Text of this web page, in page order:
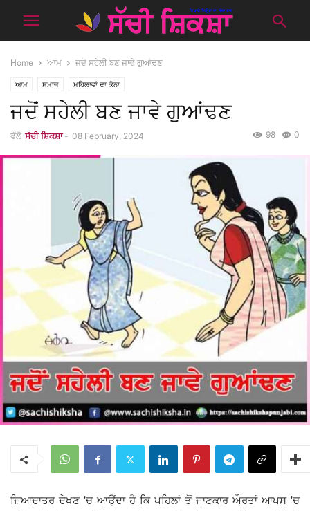
Home ਆਮ ਜਦੋਂ ਸਹੇਲੀ ਬਣ ਜਾਵੇ ਗੁਆਂਢਣ
ਆਮ ਸਮਾਜ ਮਹਿਲਾਵਾਂ ਦਾ ਕੋਨਾ
ਜਦੋਂ ਸਹੇਲੀ ਬਣ ਜਾਵੇ ਗੁਆਂਢਣ
ਵੱਲੋ ਸੱਚੀ ਸ਼ਿਕਸ਼ਾ - 08 February, 2024 0
98
ਜ਼ਿਆਦਾਤਰ ਦੇਖਣ ’ਚ ਆਉਂਦਾ ਹੈ ਕਿ ਪਹਿਲਾਂ ਤੋਂ ਜਾਣਕਾਰ ਔਰਤਾਂ ਆਪਸ ’ਚ